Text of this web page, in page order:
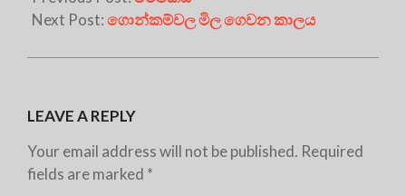
Next Post:ගොන්කම්වල මිල ගෙවන කාලය
LEAVE A REPLY
Your email address will not be published. Required
fields are marked *